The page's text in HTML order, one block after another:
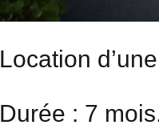
Location
Durée : 7